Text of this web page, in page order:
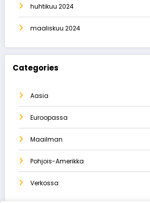
huhtikuu 2024
maaliskuu 2024
Categories
Aasia
Euroopassa
Maailman
Pohjois-Amerikka
Verkossa